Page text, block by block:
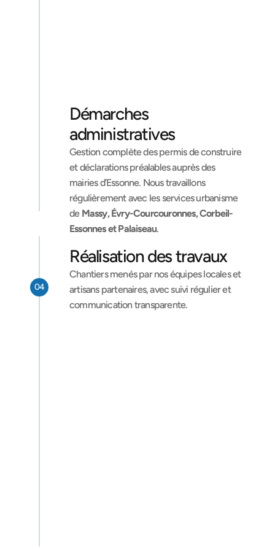
Démarches
administratives
Gestion complète des permis de construire
et déclarations préalables auprès des
mairies d’Essonne. Nous travaillons
régulièrement avec les services urbanisme
de Massy, Évry-Courcouronnes, Corbeil-
Essonnes et Palaiseau.
Réalisation des travaux
Chantiers menés par nos équipes locales et
artisans partenaires, avec suivi régulier et
communication transparente.
04